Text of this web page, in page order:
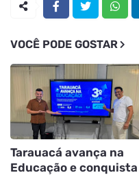
VOCÊ PODE GOSTAR
Tarauacá avança na
Educação e conquista